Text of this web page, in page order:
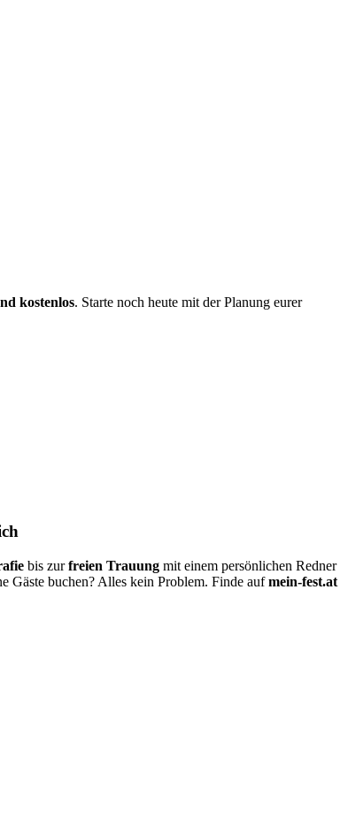
kostenlos. Starte noch heute mit der Planung eurer
bis zurfreien Trauungmit einem persönlichen Redner
Gäste buchen? Alles kein Problem. Finde aufmein-fest.at